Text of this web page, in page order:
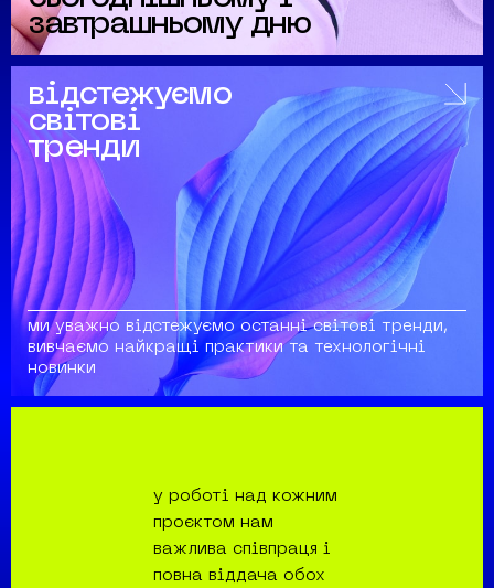
завтрашньому дню
відстежуємо
світові
тренди
ми уважно відстежуємо останні світові тренди,
вивчаємо найкращі практики та технологічні
новинки
у роботі над кожним
проєктом нам
важлива співпраця і
повна віддача обох